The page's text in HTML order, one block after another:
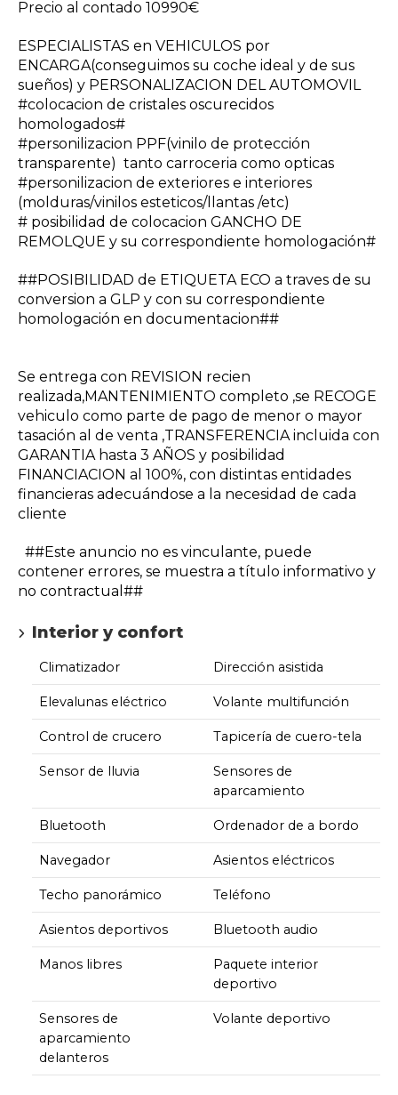
Precio al contado 10990€
ESPECIALISTAS en VEHICULOS por
ENCARGA(conseguimos su coche ideal y de sus
sueños) y PERSONALIZACION DEL AUTOMOVIL
#colocacion de cristales oscurecidos
homologados#
#personilizacion PPF(vinilo de protección
transparente) tanto carroceria como opticas
#personilizacion de exteriores e interiores
(molduras/vinilos esteticos/llantas /etc)
# posibilidad de colocacion GANCHO DE
REMOLQUE y su correspondiente homologación#
##POSIBILIDAD de ETIQUETA ECO a traves de su
conversion a GLP y con su correspondiente
homologación en documentacion##
Se entrega con REVISION recien
realizada,MANTENIMIENTO completo ,se RECOGE
vehiculo como parte de pago de menor o mayor
tasación al de venta ,TRANSFERENCIA incluida con
GARANTIA hasta 3 AÑOS y posibilidad
FINANCIACION al 100%, con distintas entidades
financieras adecuándose a la necesidad de cada
cliente
##Este anuncio no es vinculante, puede
contener errores, se muestra a título informativo y
no contractual##
Interior y confort
Climatizador Dirección asistida
Elevalunas eléctrico Volante multifunción
Control de crucero Tapicería de cuero-tela
Sensor de lluvia
Sensores de
aparcamiento
Bluetooth Ordenador de a bordo
Navegador Asientos eléctricos
Techo panorámico Teléfono
Asientos deportivos Bluetooth audio
Manos libres
Paquete interior
deportivo
Sensores de
aparcamiento
delanteros
Volante deportivo